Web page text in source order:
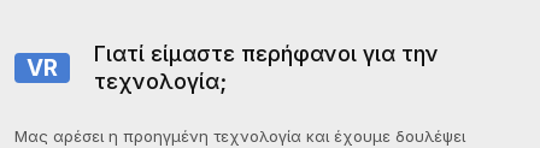
VR
Γιατί είμαστε περήφανοι για την
τεχνολογία;
Μας αρέσει η προηγμένη τεχνολογία και έχουμε δουλέψει